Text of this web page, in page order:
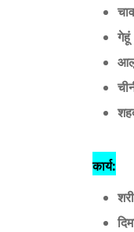
गेहूं
कार्य: